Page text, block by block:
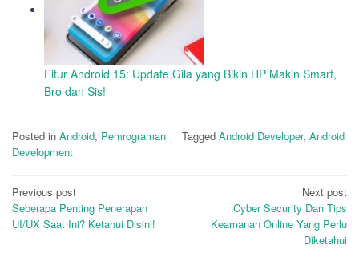
Fitur Android 15: Update Gila yang Bikin HP Makin Smart,
Bro dan Sis!
Posted in Android, Pemrograman Tagged Android Developer, Android
Development
Post
navigation
Previous post
Seberapa Penting Penerapan
UI/UX Saat Ini? Ketahui Disini!
Next post
Cyber Security Dan Tips
Keamanan Online Yang Perlu
Diketahui